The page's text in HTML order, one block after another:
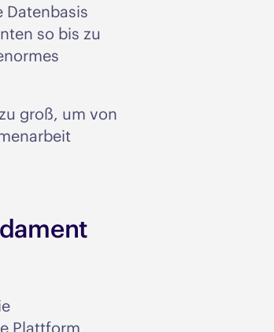
Datenbasis
so bis zu
groß, um von
Plattform